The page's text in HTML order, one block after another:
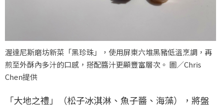
渥達尼斯磨坊新菜「黑珍珠」，使用屏東六堆黑豬低溫烹調，再
煎至外酥內多汁的口感，搭配醬汁更顯豐富層次。 圖／Chris
Chen提供
「大地之禮」（松子冰淇淋、魚子醬、海藻），將盤